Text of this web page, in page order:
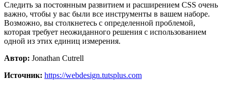
Следить за постоянным развитием и расширением CSS очень
важно, чтобы у вас были все инструменты в вашем наборе.
Возможно, вы столкнетесь с определенной проблемой,
которая требует неожиданного решения с использованием
одной из этих единиц измерения.
Автор: Jonathan Cutrell
Источник: https://webdesign.tutsplus.com